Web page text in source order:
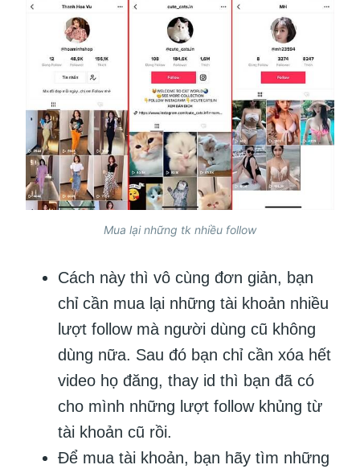
Mua lại những tk nhiều follow
Cách này thì vô cùng đơn giản, bạn
chỉ cần mua lại những tài khoản nhiều
lượt follow mà người dùng cũ không
dùng nữa. Sau đó bạn chỉ cần xóa hết
video họ đăng, thay id thì bạn đã có
cho mình những lượt follow khủng từ
tài khoản cũ rồi.
Để mua tài khoản, bạn hãy tìm những